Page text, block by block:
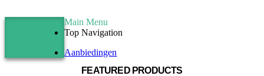
FEATURED PRODUCTS
Main Menu
Top Navigation
Aanbiedingen